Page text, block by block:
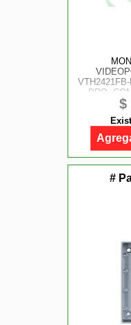
PRO,
$
#